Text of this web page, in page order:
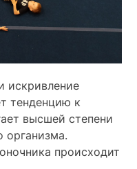
искривление
тенденцию к
высшей степени
организма.
происходит